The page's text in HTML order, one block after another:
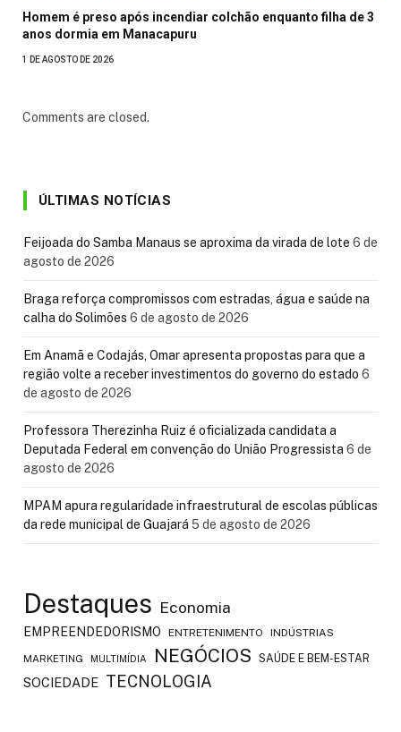
Homem é preso após incendiar colchão enquanto filha de 3
anos dormia em Manacapuru
1 DE AGOSTO DE 2026
Comments are closed.
ÚLTIMAS NOTÍCIAS
Feijoada do Samba Manaus se aproxima da virada de lote 6 de
agosto de 2026
Braga reforça compromissos com estradas, água e saúde na
calha do Solimões 6 de agosto de 2026
Em Anamã e Codajás, Omar apresenta propostas para que a
região volte a receber investimentos do governo do estado 6
de agosto de 2026
Professora Therezinha Ruiz é oficializada candidata a
Deputada Federal em convenção do União Progressista 6 de
agosto de 2026
MPAM apura regularidade infraestrutural de escolas públicas
da rede municipal de Guajará 5 de agosto de 2026
Destaques Economia
EMPREENDEDORISMO ENTRETENIMENTO INDÚSTRIAS
MARKETING MULTIMÍDIA NEGÓCIOS SAÚDE E BEM-ESTAR
SOCIEDADE TECNOLOGIA